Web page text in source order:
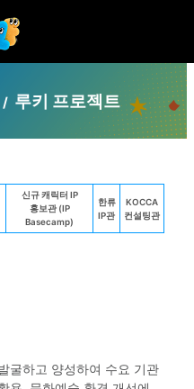
/ 루키 프로젝트
신규 캐릭터 IP
홍보관 (IP
Basecamp)
한류
IP관
KOCCA
컨설팅관
굴하고 양성하여 수요 기관